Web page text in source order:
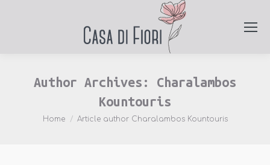
Author Archives: Charalambos
Kountouris
You are here:
Home Article author Charalambos Kountouris